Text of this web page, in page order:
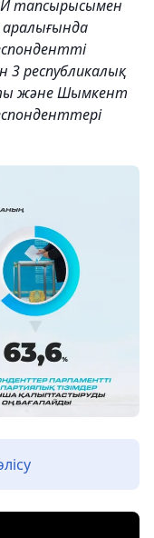
тапсырысымен
3 республикалық
және Шымкент